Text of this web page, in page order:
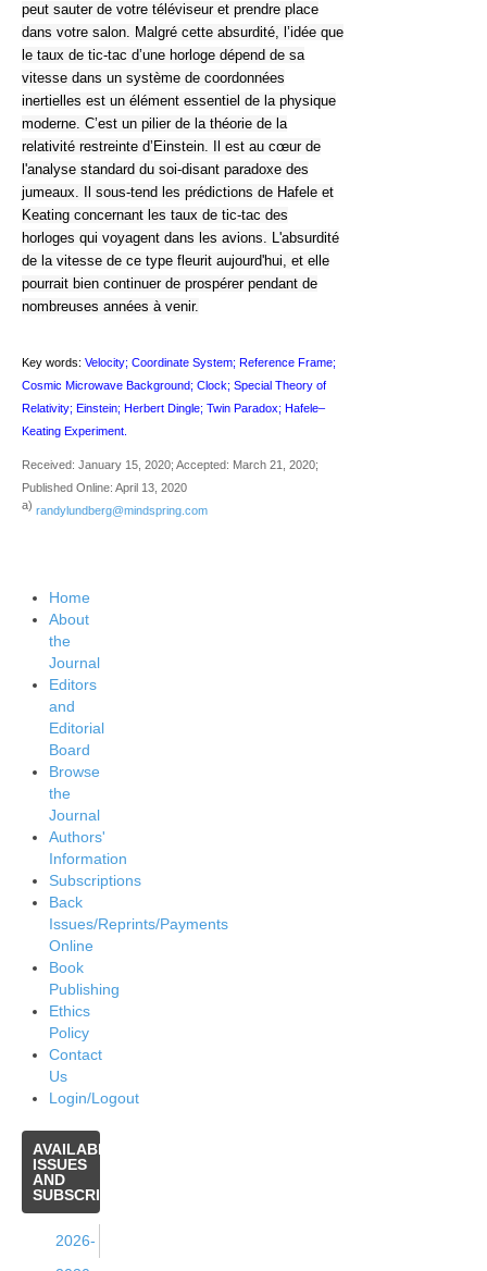
peut sauter de votre téléviseur et prendre place
dans votre salon. Malgré cette absurdité, l’idée que
le taux de tic-tac d’une horloge dépend de sa
vitesse dans un système de coordonnées
inertielles est un élément essentiel de la physique
moderne. C’est un pilier de la théorie de la
relativité restreinte d’Einstein. Il est au cœur de
l'analyse standard du soi-disant paradoxe des
jumeaux. Il sous-tend les prédictions de Hafele et
Keating concernant les taux de tic-tac des
horloges qui voyagent dans les avions. L'absurdité
de la vitesse de ce type fleurit aujourd'hui, et elle
pourrait bien continuer de prospérer pendant de
nombreuses années à venir.
Key words: Velocity; Coordinate System; Reference Frame;
Cosmic Microwave Background; Clock; Special Theory of
Relativity; Einstein; Herbert Dingle; Twin Paradox; Hafele–
Keating Experiment.
Received: January 15, 2020; Accepted: March 21, 2020;
Published Online: April 13, 2020
a) randylundberg@mindspring.com
Home
About
the
Journal
Editors
and
Editorial
Board
Browse
the
Journal
Authors'
Information
Subscriptions
Back
Issues/Reprints/Payments
Online
Book
Publishing
Ethics
Policy
Contact
Us
Login/Logout
AVAILABLE
ISSUES
AND
SUBSCRIPTIONS
2026-